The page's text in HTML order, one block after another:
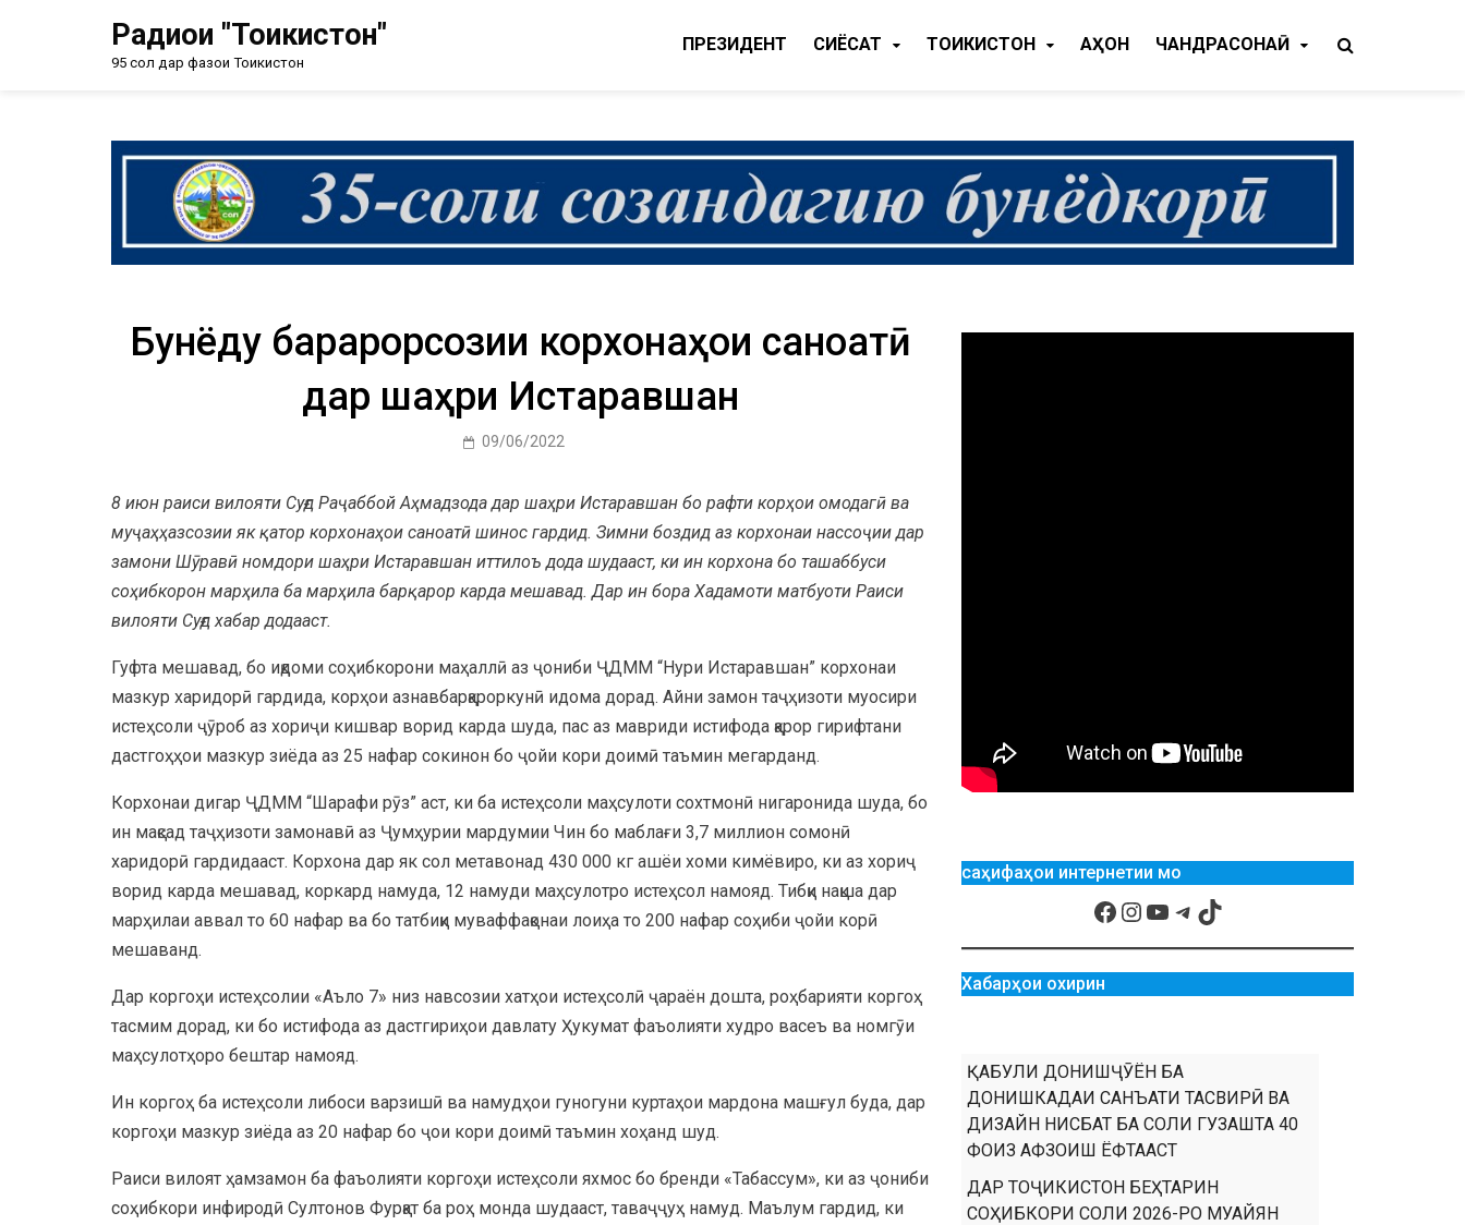
Радиои "Тоҷикистон"
95 сол дар фазои Тоҷикистон
ПРЕЗИДЕНТ CИЁСАТ ТОҶИКИСТОН ҶАҲОН ЧАНДРАСОНАӢ
Бунёду барқарорсозии корхонаҳои саноатӣ
дар шаҳри Истаравшан
09/06/2022
8 июн раиси вилояти Суғд Раҷаббой Аҳмадзода дар шаҳри Истаравшан бо рафти корҳои омодагӣ ва
муҷаҳҳазсозии як қатор корхонаҳои саноатӣ шинос гардид. Зимни боздид аз корхонаи нассоҷии дар
замони Шӯравӣ номдори шаҳри Истаравшан иттилоъ дода шудааст, ки ин корхона бо ташаббуси
соҳибкорон марҳила ба марҳила барқарор карда мешавад. Дар ин бора Хадамоти матбуоти Раиси
вилояти Суғд хабар додааст.
Гуфта мешавад, бо иқдоми соҳибкорони маҳаллӣ аз ҷониби ҶДММ “Нури Истаравшан” корхонаи
мазкур харидорӣ гардида, корҳои азнавбарқароркунӣ идома дорад. Айни замон таҷҳизоти муосири
истеҳсоли ҷӯроб аз хориҷи кишвар ворид карда шуда, пас аз мавриди истифода қарор гирифтани
дастгоҳҳои мазкур зиёда аз 25 нафар сокинон бо ҷойи кори доимӣ таъмин мегарданд.
Корхонаи дигар ҶДММ “Шарафи рӯз” аст, ки ба истеҳсоли маҳсулоти сохтмонӣ нигаронида шуда, бо
ин мақсад таҷҳизоти замонавӣ аз Ҷумҳурии мардумии Чин бо маблағи 3,7 миллион сомонӣ
харидорӣ гардидааст. Корхона дар як сол метавонад 430 000 кг ашёи хоми кимёвиро, ки аз хориҷ
ворид карда мешавад, коркард намуда, 12 намуди маҳсулотро истеҳсол намояд. Тибқи нақша дар
марҳилаи аввал то 60 нафар ва бо татбиқи муваффақонаи лоиҳа то 200 нафар соҳиби ҷойи корӣ
мешаванд.
Дар коргоҳи истеҳсолии «Аъло 7» низ навсозии хатҳои истеҳсолӣ ҷараён дошта, роҳбарияти коргоҳ
тасмим дорад, ки бо истифода аз дастгириҳои давлату Ҳукумат фаъолияти худро васеъ ва номгӯи
маҳсулотҳоро бештар намояд.
Ин коргоҳ ба истеҳсоли либоси варзишӣ ва намудҳои гуногуни куртаҳои мардона машғул буда, дар
коргоҳи мазкур зиёда аз 20 нафар бо ҷои кори доимӣ таъмин хоҳанд шуд.
Раиси вилоят ҳамзамон ба фаъолияти коргоҳи истеҳсоли яхмос бо бренди «Табассум», ки аз ҷониби
соҳибкори инфиродӣ Султонов Фурқат ба роҳ монда шудааст, таваҷҷуҳ намуд. Маълум гардид, ки
саҳифаҳои интернетии мо
Хабарҳои охирин
ҚАБУЛИ ДОНИШҶӮЁН БА
ДОНИШКАДАИ САНЪАТИ ТАСВИРӢ ВА
ДИЗАЙН НИСБАТ БА СОЛИ ГУЗАШТА 40
ФОИЗ АФЗОИШ ЁФТААСТ
ДАР ТОҶИКИСТОН БЕҲТАРИН
СОҲИБКОРИ СОЛИ 2026-РО МУАЙЯН